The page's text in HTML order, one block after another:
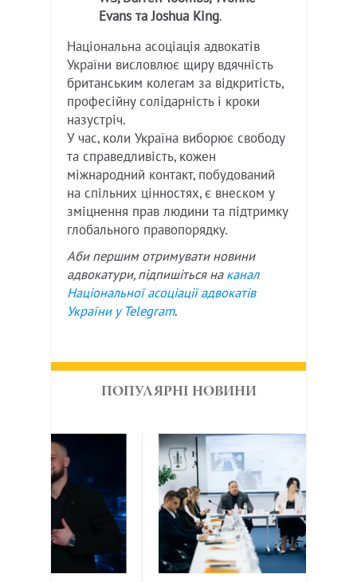
Evans та Joshua King.
Національна асоціація адвокатів
України висловлює щиру вдячність
британським колегам за відкритість,
професійну солідарність і кроки
назустріч.
У час, коли Україна виборює свободу
та справедливість, кожен
міжнародний контакт, побудований
на спільних цінностях, є внеском у
зміцнення прав людини та підтримку
глобального правопорядку.
Аби першим отримувати новини
адвокатури, підпишіться на канал
Національної асоціації адвокатів
України у Telegram.
ПОПУЛЯРНІ НОВИНИ